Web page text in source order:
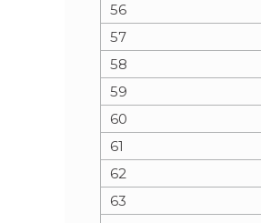
56
57
58
59
60
61
62
63